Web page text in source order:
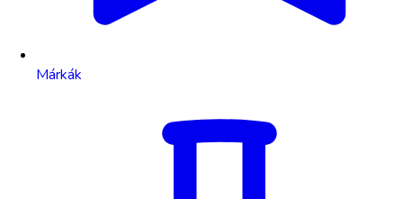
Márkák